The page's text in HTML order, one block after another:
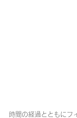
時間の経過とともにフ